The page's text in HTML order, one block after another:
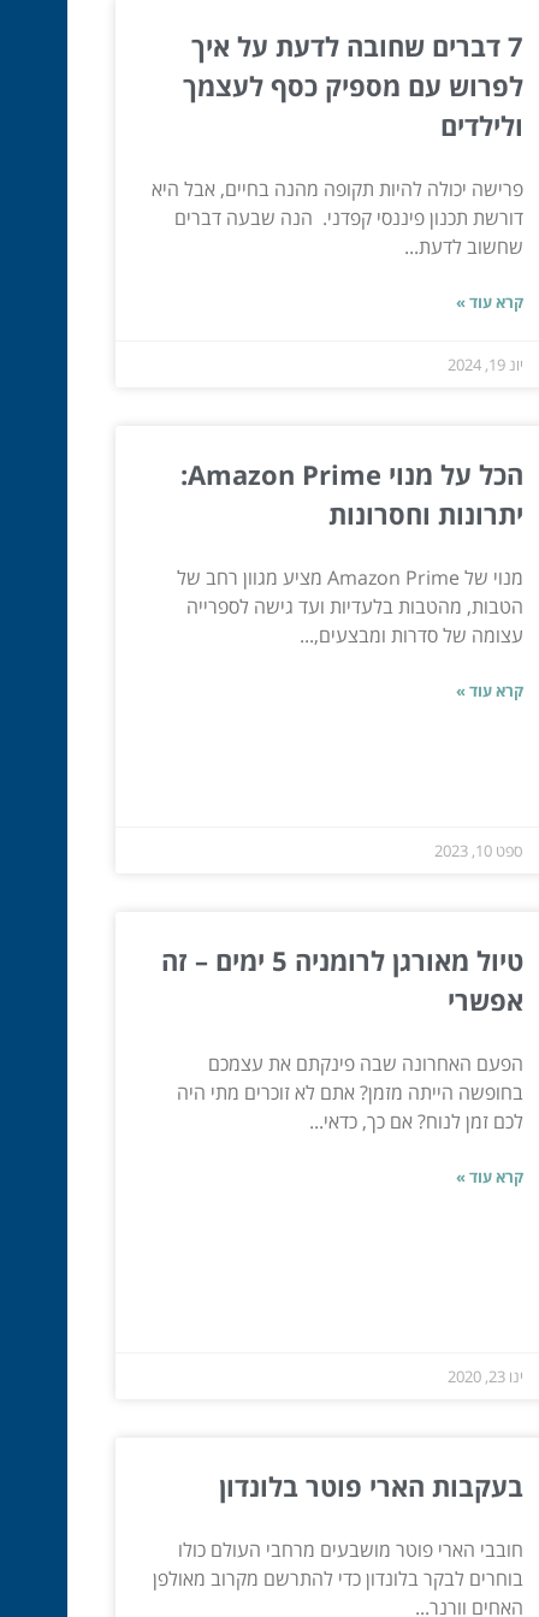
7 דברים שחובה לדעת על איך
לפרוש עם מספיק כסף לעצמך
ולילדים
פרישה יכולה להיות תקופה מהנה בחיים, אבל היא
דורשת תכנון פיננסי קפדני. הנה שבעה דברים
שחשוב לדעת...
קרא עוד »
יונ 19, 2024
הכל על מנוי Amazon Prime:
יתרונות וחסרונות
מנוי של Amazon Prime מציע מגוון רחב של
הטבות, מהטבות בלעדיות ועד גישה לספרייה
עצומה של סדרות ומבצעים,...
קרא עוד »
ספט 10, 2023
טיול מאורגן לרומניה 5 ימים – זה
אפשרי
הפעם האחרונה שבה פינקתם את עצמכם
בחופשה הייתה מזמן? אתם לא זוכרים מתי היה
לכם זמן לנוח? אם כך, כדאי...
קרא עוד »
ינו 23, 2020
בעקבות הארי פוטר בלונדון
חובבי הארי פוטר מושבעים מרחבי העולם כולו
בוחרים לבקר בלונדון כדי להתרשם מקרוב מאולפן
האחים וורנר...